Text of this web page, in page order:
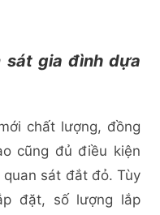
sát gia đình dựa
chất lượng, đồng
cũng đủ điều kiện
sát đắt đỏ. Tùy
đặt, số lượng lắp